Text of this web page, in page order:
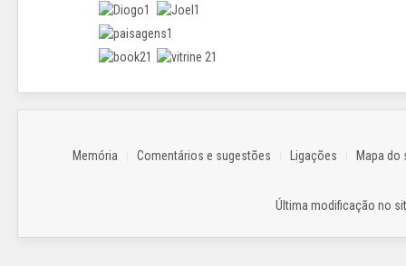
Memória Comentários e sugestões Ligações Mapa do
Última modificação no